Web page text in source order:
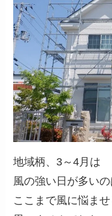
地域柄、3～4月は
風の強い日が多い
ここまで風に悩ませ